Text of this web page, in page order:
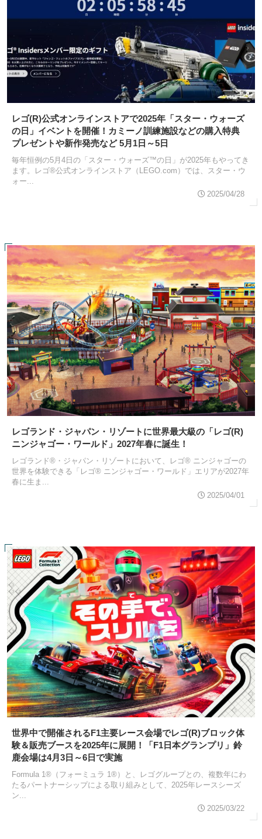
レゴ(R)公式オンラインストアで2025年「スター・ウォーズ
の日」イベントを開催！カミーノ訓練施設などの購入特典
プレゼントや新作発売など 5月1日～5日
毎年恒例の5月4日の「スター・ウォーズ™の日」が2025年もやってき
ます。レゴ®公式オンラインストア（LEGO.com）では、スター・ウ
ォー...
2025/04/28
レゴランド・ジャパン・リゾートに世界最大級の「レゴ(R)
ニンジャゴー・ワールド」2027年春に誕生！
レゴランド®・ジャパン・リゾートにおいて、レゴ® ニンジャゴーの
世界を体験できる「レゴ® ニンジャゴー・ワールド」エリアが2027年
春に生ま...
2025/04/01
世界中で開催されるF1主要レース会場でレゴ(R)ブロック体
験＆販売ブースを2025年に展開！「F1日本グランプリ」鈴
鹿会場は4月3日～6日で実施
Formula 1®（フォーミュラ 1®）と、レゴグループとの、複数年にわ
たるパートナーシップによる取り組みとして、2025年レースシーズ
ン...
2025/03/22